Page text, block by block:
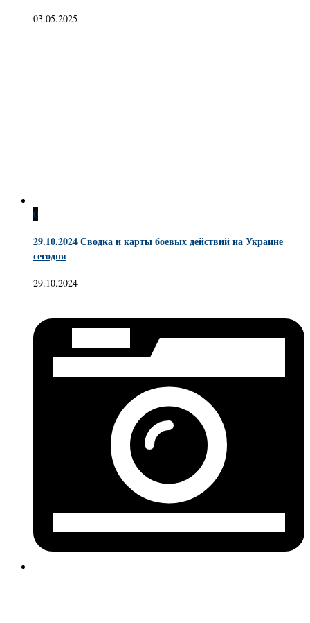
03.05.2025
0
29.10.2024 Сводка и карты боевых действий на Украине
сегодня
29.10.2024